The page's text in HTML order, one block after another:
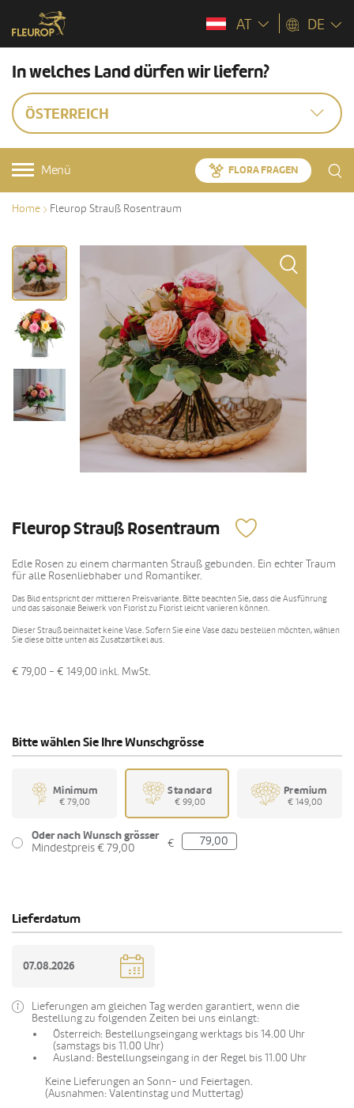
AT DE
In welches Land dürfen wir liefern?
ÖSTERREICH
Menü FLORA FRAGEN
Home Fleurop Strauß Rosentraum
Fleurop Strauß Rosentraum
Edle Rosen zu einem charmanten Strauß gebunden. Ein echter Traum
für alle Rosenliebhaber und Romantiker.
Das Bild entspricht der mittleren Preisvariante. Bitte beachten Sie, dass die Ausführung
und das saisonale Beiwerk von Florist zu Florist leicht variieren können.
Dieser Strauß beinhaltet keine Vase. Sofern Sie eine Vase dazu bestellen möchten, wählen
Sie diese bitte unten als Zusatzartikel aus.
€ 79,00 - € 149,00 inkl. MwSt.
Bitte wählen Sie Ihre Wunschgrösse
Minimum
€ 79,00
Standard
€ 99,00
Premium
€ 149,00
Oder nach Wunsch grösser
Mindestpreis € 79,00
€
Lieferdatum
Lieferungen am gleichen Tag werden garantiert, wenn die
Bestellung zu folgenden Zeiten bei uns einlangt:
Österreich: Bestellungseingang werktags bis 14.00 Uhr
(samstags bis 11.00 Uhr)
Ausland: Bestellungseingang in der Regel bis 11.00 Uhr
Keine Lieferungen an Sonn- und Feiertagen.
(Ausnahmen: Valentinstag und Muttertag)